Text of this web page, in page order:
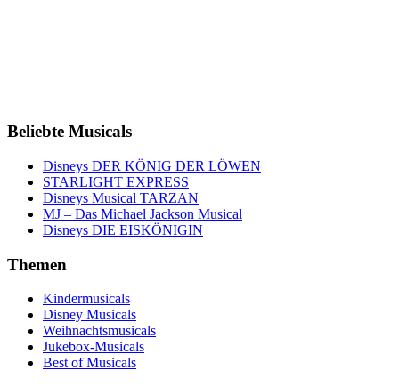
Beliebte Musicals
Disneys DER KÖNIG DER LÖWEN
STARLIGHT EXPRESS
Disneys Musical TARZAN
MJ – Das Michael Jackson Musical
Disneys DIE EISKÖNIGIN
Themen
Kindermusicals
Disney Musicals
Weihnachtsmusicals
Jukebox-Musicals
Best of Musicals